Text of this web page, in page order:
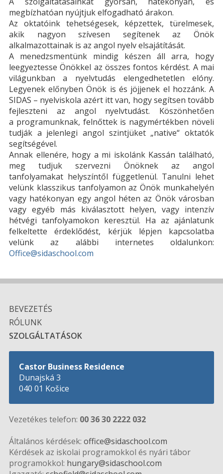
megbízhatóan nyújtjuk elfogadható árakon.
Az oktatóink tehetségesek, képzettek, türelmesek,
akik nagyon szívesen segítenek az Önök
alkalmazottainak is az angol nyelv elsajátítását.
A menedzsmentünk mindig készen áll arra, hogy
leegyeztesse Önökkel az összes fontos kérdést. A mai
világunkban a nyelvtudás elengedhetetlen elóny.
Legyenek előnyben Önök is és jöjjenek el hozzánk. A
SIDAS – nyelviskola azért itt van, hogy segítsen tovább
fejleszteni az angol nyelvtudást. Köszönhetően
a programunknak, felnőttek is nagymértékben növeli
tudják a jelenlegi angol szintjüket „native“ oktatók
segítségével.
Annak ellenére, hogy a mi iskolánk Kassán található,
meg tudjuk szervezni Önöknek az angol
tanfolyamakat helyszíntől függetlenül. Tanulni lehet
velünk klasszikus tanfolyamon az Önök munkahelyén
vagy hatékonyan egy angol héten az Önök városban
vagy egyéb más kiválasztott helyen, vagy intenzív
hétvégi tanfolyamokon keresztül. Ha az ajánlatunk
felkeltette érdeklődést, kérjük lépjen kapcsolatba
velünk az alábbi internetes oldalunkon:
Office@sidaschool.com
BEVEZETÉS
RÓLUNK
SZOLGÁLTATÁSOK
Castor Business Residence
Dunajská 3
040 01 Košice
Vezetékes telefon: 00 36 30 2222 032
Általános kérdések: office@sidaschool.com
Kérdések az iskolai programokkol és nyári tábor
programokkol: hungary@sidaschool.com